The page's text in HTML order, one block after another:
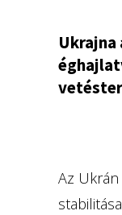
Az